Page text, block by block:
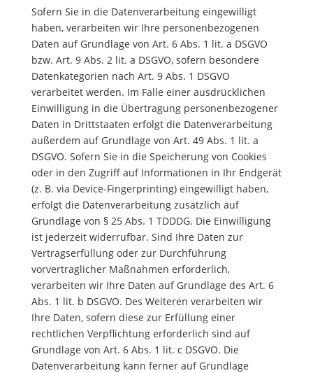
Sofern Sie in die Datenverarbeitung eingewilligt
haben, verarbeiten wir Ihre personenbezogenen
Daten auf Grundlage von Art. 6 Abs. 1 lit. a DSGVO
bzw. Art. 9 Abs. 2 lit. a DSGVO, sofern besondere
Datenkategorien nach Art. 9 Abs. 1 DSGVO
verarbeitet werden. Im Falle einer ausdrücklichen
Einwilligung in die Übertragung personenbezogener
Daten in Drittstaaten erfolgt die Datenverarbeitung
außerdem auf Grundlage von Art. 49 Abs. 1 lit. a
DSGVO. Sofern Sie in die Speicherung von Cookies
oder in den Zugriff auf Informationen in Ihr Endgerät
(z. B. via Device-Fingerprinting) eingewilligt haben,
erfolgt die Datenverarbeitung zusätzlich auf
Grundlage von § 25 Abs. 1 TDDDG. Die Einwilligung
ist jederzeit widerrufbar. Sind Ihre Daten zur
Vertragserfüllung oder zur Durchführung
vorvertraglicher Maßnahmen erforderlich,
verarbeiten wir Ihre Daten auf Grundlage des Art. 6
Abs. 1 lit. b DSGVO. Des Weiteren verarbeiten wir
Ihre Daten, sofern diese zur Erfüllung einer
rechtlichen Verpflichtung erforderlich sind auf
Grundlage von Art. 6 Abs. 1 lit. c DSGVO. Die
Datenverarbeitung kann ferner auf Grundlage